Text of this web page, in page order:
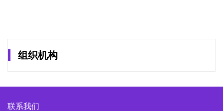
组织机构
联系我们